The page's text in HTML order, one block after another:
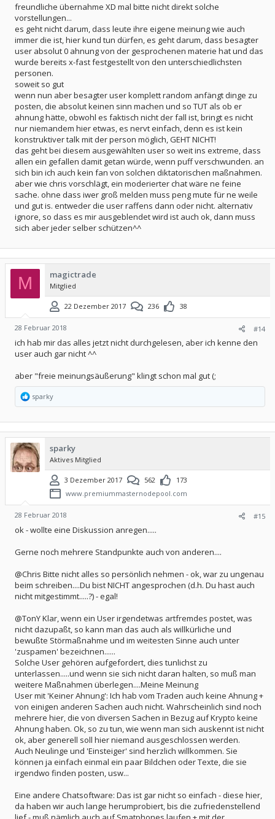
freundliche übernahme XD mal bitte nicht direkt solche
vorstellungen...
es geht nicht darum, dass leute ihre eigene meinung wie auch
immer die ist, hier kund tun dürfen, es geht darum, dass besagter
user absolut 0 ahnung von der gesprochenen materie hat und das
wurde bereits x-fast festgestellt von den unterschiedlichsten
personen.
soweit so gut
wenn nun aber besagter user komplett random anfängt dinge zu
posten, die absolut keinen sinn machen und so TUT als ob er
ahnung hätte, obwohl es faktisch nicht der fall ist, bringt es nicht
nur niemandem hier etwas, es nervt einfach, denn es ist kein
konstruktiver talk mit der person möglich, GEHT NICHT!
das geht bei diesem ausgewählten user so weit ins extreme, dass
allen ein gefallen damit getan würde, wenn puff verschwunden. an
sich bin ich auch kein fan von solchen diktatorischen maßnahmen.
aber wie chris vorschlägt, ein moderierter chat wäre ne feine
sache. ohne dass iwer groß melden muss peng mute für ne weile
und gut is. entweder die user raffens dann oder nicht. alternativ
ignore, so dass es mir ausgeblendet wird ist auch ok, dann muss
sich aber jeder selber schützen^^
M magictrade
Mitglied
22 Dezember 2017 236 38
28 Februar 2018 #14
ich hab mir das alles jetzt nicht durchgelesen, aber ich kenne den
user auch gar nicht ^^
aber "freie meinungsäußerung" klingt schon mal gut (;
R
e
k
t
i
o
n
e
sparky
sparky
Aktives Mitglied
3 Dezember 2017 562
173
www.premiummasternodepool.com
28 Februar 2018 #15
ok - wollte eine Diskussion anregen.....
Gerne noch mehrere Standpunkte auch von anderen....
@Chris Bitte nicht alles so persönlich nehmen - ok, war zu ungenau
beim schreiben....Du bist NICHT angesprochen (d.h. Du hast auch
nicht mitgestimmt.....?) - egal!
@TonY Klar, wenn ein User irgendetwas artfremdes postet, was
nicht dazupaßt, so kann man das auch als willkürliche und
bewußte Störmaßnahme und im weitesten Sinne auch unter
'zuspamen' bezeichnen......
Solche User gehören aufgefordert, dies tunlichst zu
unterlassen.....und wenn sie sich nicht daran halten, so muß man
weitere Maßnahmen überlegen....Meine Meinung
User mit 'Keiner Ahnung': Ich hab vom Traden auch keine Ahnung +
von einigen anderen Sachen auch nicht. Wahrscheinlich sind noch
mehrere hier, die von diversen Sachen in Bezug auf Krypto keine
Ahnung haben. Ok, so zu tun, wie wenn man sich auskennt ist nicht
ok, aber generell soll hier niemand ausgeschlossen werden.
Auch Neulinge und 'Einsteiger' sind herzlich willkommen. Sie
können ja einfach einmal ein paar Bildchen oder Texte, die sie
irgendwo finden posten, usw...
Eine andere Chatsoftware: Das ist gar nicht so einfach - diese hier,
da haben wir auch lange herumprobiert, bis die zufriedenstellend